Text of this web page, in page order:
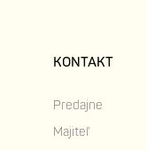
KONTAKT
Predajne
Majiteľ